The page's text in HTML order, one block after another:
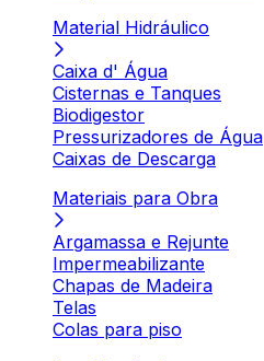
Material Hidráulico
Caixa d' Água
Cisternas e Tanques
Biodigestor
Pressurizadores de Água
Caixas de Descarga
Materiais para Obra
Argamassa e Rejunte
Impermeabilizante
Chapas de Madeira
Telas
Colas para piso